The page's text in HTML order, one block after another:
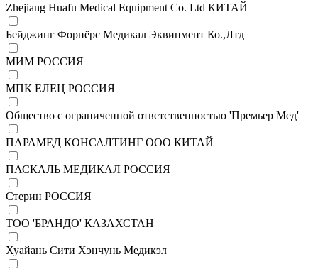
Zhejiang Huafu Medical Equipment Co. Ltd КИТАЙ
Бейджинг Форнёрс Медикал Эквипмент Ко.,Лтд
МИМ РОССИЯ
МПК ЕЛЕЦ РОССИЯ
Общество с ограниченной ответственностью 'Премьер Мед'
ПАРАМЕД КОНСАЛТИНГ ООО КИТАЙ
ПАСКАЛЬ МЕДИКАЛ РОССИЯ
Стерин РОССИЯ
ТОО 'БРАНДО' КАЗАХСТАН
Хуайань Сити Хэнчунь Медикэл